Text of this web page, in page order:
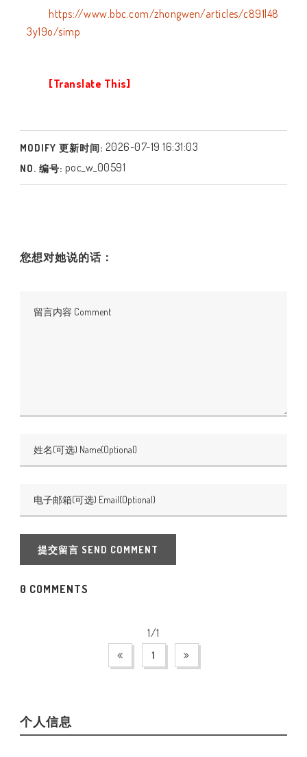
https://www.bbc.com/zhongwen/articles/c891l48
3y19o/simp
[Translate This]
MODIFY 更新时间: 2026-07-19 16:31:03
NO. 编号: poc_w_00591
您想对她说的话：
提交留言 SEND COMMENT
0 COMMENTS
1/1
1
个人信息